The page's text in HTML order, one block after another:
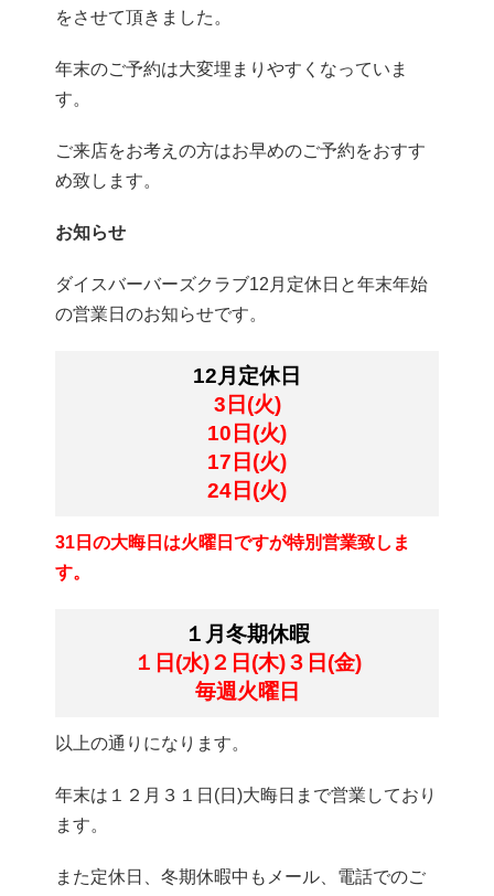
をさせて頂きました。
年末のご予約は大変埋まりやすくなっていま
す。
ご来店をお考えの方はお早めのご予約をおすす
め致します。
お知らせ
ダイスバーバーズクラブ12月定休日と年末年始
の営業日のお知らせです。
12月定休日
3日(火)
10日(火)
17日(火)
24日(火)
31日の大晦日は火曜日ですが特別営業致しま
す。
１月冬期休暇
１日(水)２日(木)３日(金)
毎週火曜日
以上の通りになります。
年末は１２月３１日(日)大晦日まで営業しており
ます。
また定休日、冬期休暇中もメール、電話でのご